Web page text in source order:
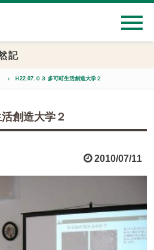
記
Ｈ22.07.０３ 多可町生活創造大学２
創造大学２
2010/07/11